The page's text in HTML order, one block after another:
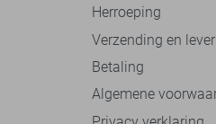
Herroeping
Verzending en
Betaling
Algemene